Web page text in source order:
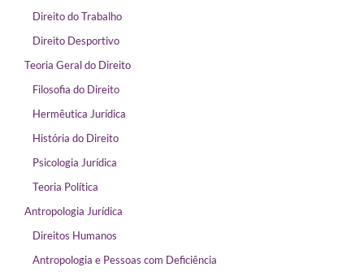
Direito do Trabalho
Direito Desportivo
Teoria Geral do Direito
Filosofia do Direito
Hermêutica Jurídica
História do Direito
Psicologia Jurídica
Teoria Política
Antropologia Jurídica
Direitos Humanos
Antropologia e Pessoas com Deficiência